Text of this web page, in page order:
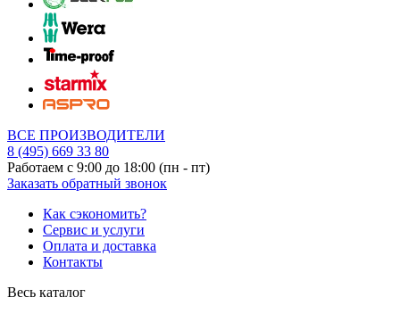
ВСЕ ПРОИЗВОДИТЕЛИ
8 (495) 669 33 80
Работаем с 9:00 до 18:00 (пн - пт)
Заказать обратный звонок
Как сэкономить?
Сервис и услуги
Оплата и доставка
Контакты
Весь каталог